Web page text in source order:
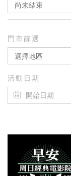
尚未結束
門市篩選
選擇地區
活動日期